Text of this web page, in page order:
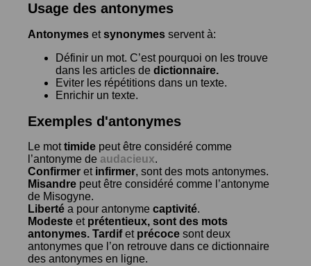
Usage des antonymes
Antonymes etsynonymes servent à:
Définir un mot. C’est pourquoi on les trouve
dans les articles de dictionnaire.
Eviter les répétitions dans un texte.
Enrichir un texte.
Exemples d'antonymes
Le mottimide peut être considéré comme
l’antonyme de audacieux.
Confirmer et infirmer, sont des mots antonymes.
Misandre peut être considéré comme l’antonyme
de Misogyne.
Liberté a pour antonyme captivité.
Modeste et prétentieux, sont des mots
antonymes. Tardifet précoce sont deux
antonymes que l’on retrouve dans ce dictionnaire
des antonymes en ligne.